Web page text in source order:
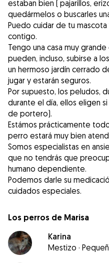
estaban bien ( pajarillos,
quedármelos o buscarles
Puedo cuidar de tu
contigo.
Tengo una casa muy
pueden, incluso, subirse a
un hermoso jardín cerrado
jugar y estarán seguros.
Por supuesto, los peludos,
durante el día, ellos eligen
de portero).
Estámos prácticamente
perro estará muy bien
Somos especialistas en
que no tendrás que
humano dependiente.
Podemos darle su
Los perros de Marisa
Karina
Mestizo ·